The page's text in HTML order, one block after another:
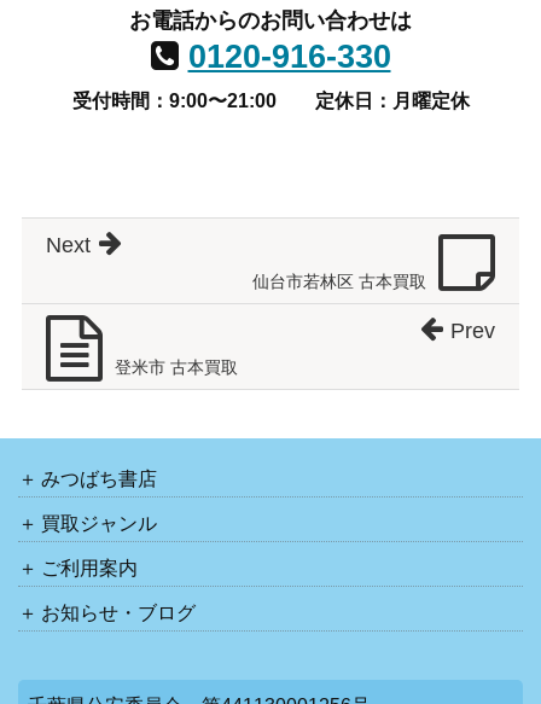
お電話からのお問い合わせは
0120-916-330
受付時間：9:00〜21:00 定休日：月曜定休
仙台市若林区 古本買取
Next
登米市 古本買取
Prev
みつばち書店
買取ジャンル
ご利用案内
お知らせ・ブログ